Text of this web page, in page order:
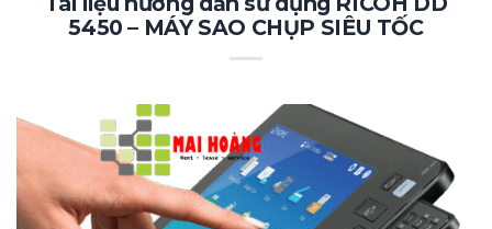
5450 – MÁY SAO CHỤP SIÊU TỐC